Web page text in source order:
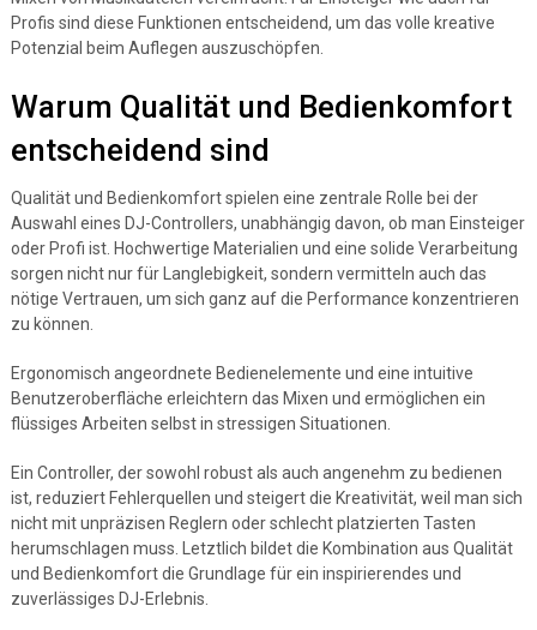
Profis sind diese Funktionen entscheidend, um das volle kreative
Potenzial beim Auflegen auszuschöpfen.
Warum Qualität und Bedienkomfort
entscheidend sind
Qualität und Bedienkomfort spielen eine zentrale Rolle bei der
Auswahl eines DJ-Controllers, unabhängig davon, ob man Einsteiger
oder Profi ist. Hochwertige Materialien und eine solide Verarbeitung
sorgen nicht nur für Langlebigkeit, sondern vermitteln auch das
nötige Vertrauen, um sich ganz auf die Performance konzentrieren
zu können.
Ergonomisch angeordnete Bedienelemente und eine intuitive
Benutzeroberfläche erleichtern das Mixen und ermöglichen ein
flüssiges Arbeiten selbst in stressigen Situationen.
Ein Controller, der sowohl robust als auch angenehm zu bedienen
ist, reduziert Fehlerquellen und steigert die Kreativität, weil man sich
nicht mit unpräzisen Reglern oder schlecht platzierten Tasten
herumschlagen muss. Letztlich bildet die Kombination aus Qualität
und Bedienkomfort die Grundlage für ein inspirierendes und
zuverlässiges DJ-Erlebnis.